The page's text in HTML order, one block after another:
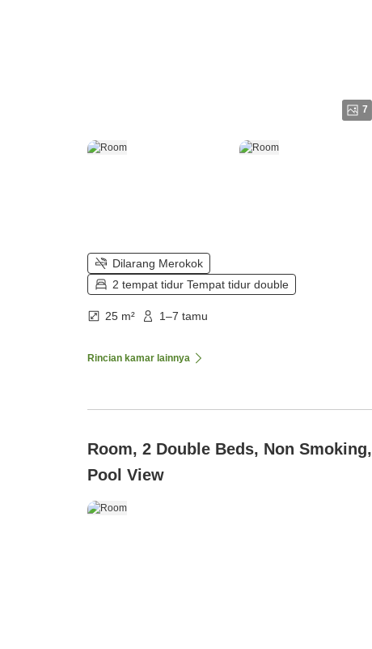
7
Dilarang Merokok
2 tempat tidur Tempat tidur double
25 m² 1–7 tamu
Rincian kamar lainnya
Room, 2 Double Beds, Non Smoking,
Pool View